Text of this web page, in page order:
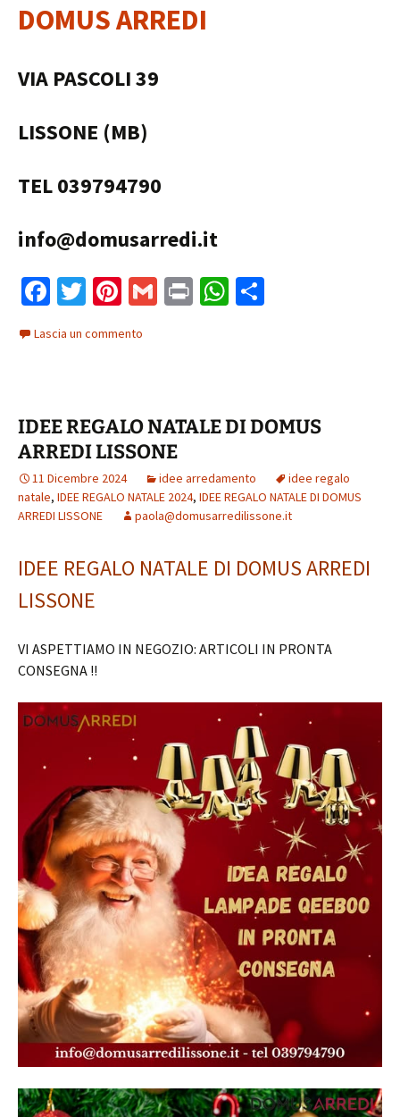
DOMUS ARREDI
VIA PASCOLI 39
LISSONE (MB)
TEL 039794790
info@domusarredi.it
Fa
ce
b
k
T
tt
Pi
er
G
Pr W
p di
Lascia un commento
IDEE REGALO NATALE DI DOMUS
ARREDI LISSONE
11 Dicembre 2024 idee arredamento
idee regalo
natale, IDEE REGALO NATALE 2024, IDEE REGALO NATALE DI DOMUS
ARREDI LISSONE
paola@domusarredilissone.it
IDEE REGALO NATALE DI DOMUS ARREDI
LISSONE
VI ASPETTIAMO IN NEGOZIO: ARTICOLI IN PRONTA
CONSEGNA !!